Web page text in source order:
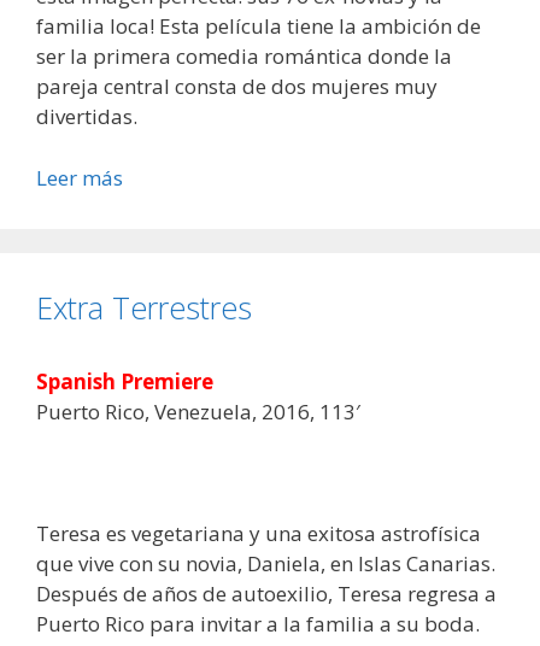
familia loca! Esta película tiene la ambición de
ser la primera comedia romántica donde la
pareja central consta de dos mujeres muy
divertidas.
Leer más
Extra Terrestres
Spanish Premiere
Puerto Rico, Venezuela, 2016, 113′
Teresa es vegetariana y una exitosa astrofísica
que vive con su novia, Daniela, en Islas Canarias.
Después de años de autoexilio, Teresa regresa a
Puerto Rico para invitar a la familia a su boda.